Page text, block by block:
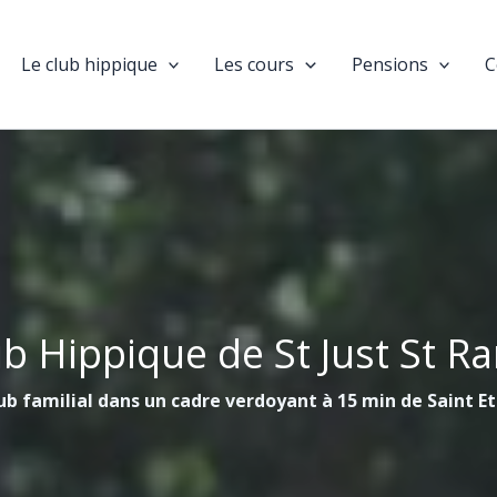
Le club hippique Les cours Pensions
Hippique de St Just St
familial dans un cadre verdoyant à 15 min de Saint